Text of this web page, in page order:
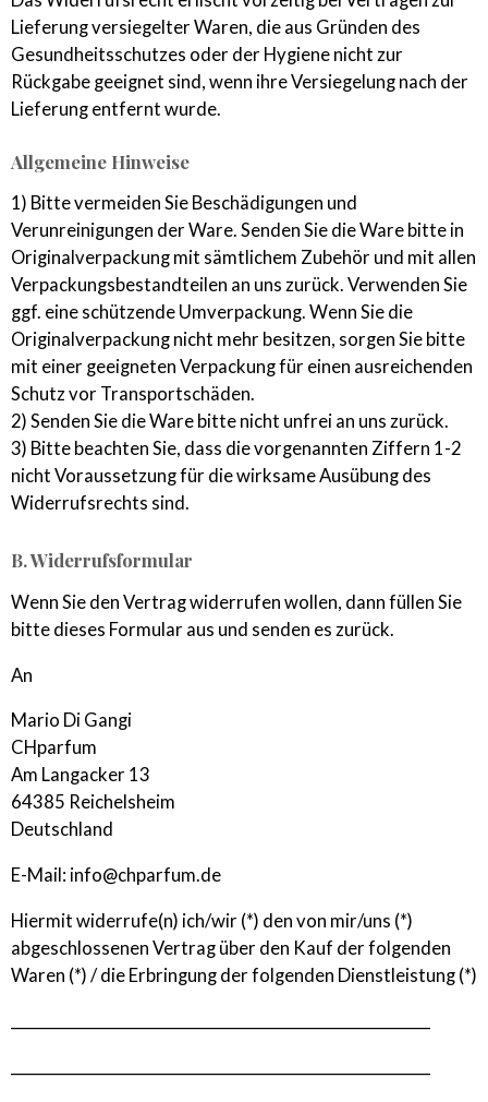
Lieferung versiegelter Waren, die aus Gründen des
Gesundheitsschutzes oder der Hygiene nicht zur
Rückgabe geeignet sind, wenn ihre Versiegelung nach der
Lieferung entfernt wurde.
Allgemeine Hinweise
1) Bitte vermeiden Sie Beschädigungen und
Verunreinigungen der Ware. Senden Sie die Ware bitte in
Originalverpackung mit sämtlichem Zubehör und mit allen
Verpackungsbestandteilen an uns zurück. Verwenden Sie
ggf. eine schützende Umverpackung. Wenn Sie die
Originalverpackung nicht mehr besitzen, sorgen Sie bitte
mit einer geeigneten Verpackung für einen ausreichenden
Schutz vor Transportschäden.
2) Senden Sie die Ware bitte nicht unfrei an uns zurück.
3) Bitte beachten Sie, dass die vorgenannten Ziffern 1-2
nicht Voraussetzung für die wirksame Ausübung des
Widerrufsrechts sind.
B. Widerrufsformular
Wenn Sie den Vertrag widerrufen wollen, dann füllen Sie
bitte dieses Formular aus und senden es zurück.
An
Mario Di Gangi
CHparfum
Am Langacker 13
64385 Reichelsheim
Deutschland
E-Mail: info@chparfum.de
Hiermit widerrufe(n) ich/wir (*) den von mir/uns (*)
abgeschlossenen Vertrag über den Kauf der folgenden
Waren (*) / die Erbringung der folgenden Dienstleistung (*)